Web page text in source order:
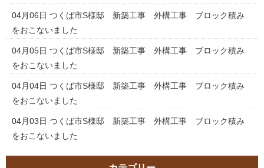
04月06日 つくば市S様邸 新築工事 外構工事 ブロック積み
をおこないました
04月05日 つくば市S様邸 新築工事 外構工事 ブロック積み
をおこないました
04月04日 つくば市S様邸 新築工事 外構工事 ブロック積み
をおこないました
04月03日 つくば市S様邸 新築工事 外構工事 ブロック積み
をおこないました